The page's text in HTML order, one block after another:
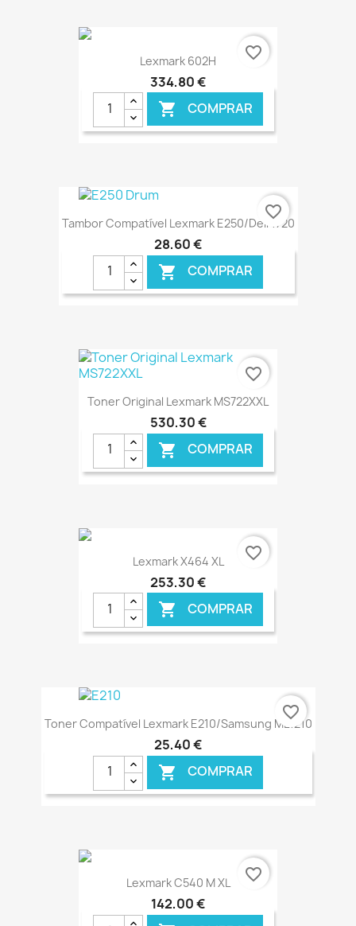
Lexmark 602H
334,80 €
 COMPRAR
€ ONLINE
favorite_border
Tambor Compatível Lexmark E250/Dell 1720
28,60 €
 COMPRAR
€ ONLINE
favorite_border
Toner Original Lexmark MS722XXL
530,30 €
 COMPRAR
favorite_border
Lexmark X464 XL
253,30 €
 COMPRAR
favorite_border
Toner Compatível Lexmark E210/Samsung ML1210
25,40 €
 COMPRAR
€ ONLINE
favorite_border
Lexmark C540 M XL
142,00 €
favorite_border